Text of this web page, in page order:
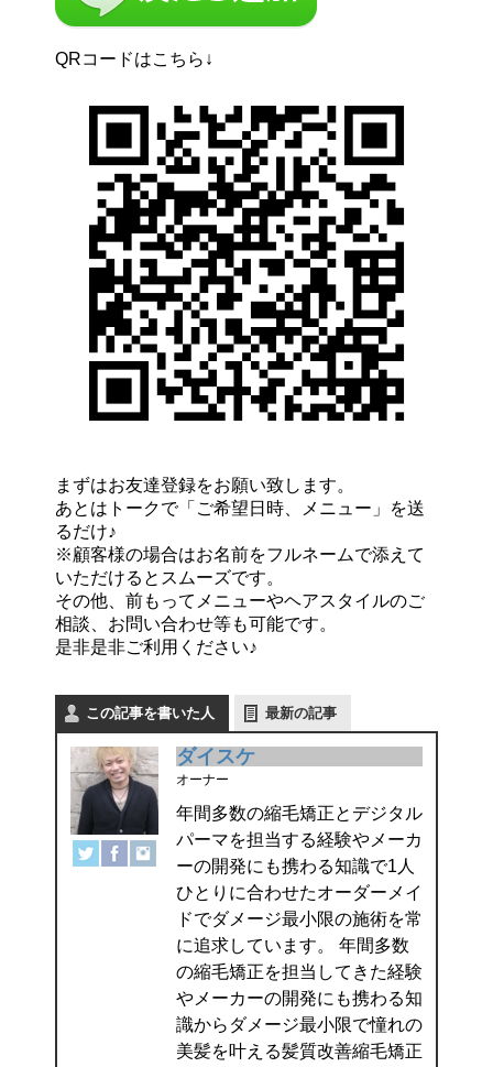
QRコードはこちら↓
まずはお友達登録をお願い致します。
あとはトークで「ご希望日時、メニュー」を送
るだけ♪
※顧客様の場合はお名前をフルネームで添えて
いただけるとスムーズです。
その他、前もってメニューやヘアスタイルのご
相談、お問い合わせ等も可能です。
是非是非ご利用ください♪
この記事を書いた人 最新の記事
ダイスケ
オーナー
年間多数の縮毛矯正とデジタル
パーマを担当する経験やメーカ
ーの開発にも携わる知識で1人
ひとりに合わせたオーダーメイ
ドでダメージ最小限の施術を常
に追求しています。 年間多数
の縮毛矯正を担当してきた経験
やメーカーの開発にも携わる知
識からダメージ最小限で憧れの
美髪を叶える髪質改善縮毛矯正